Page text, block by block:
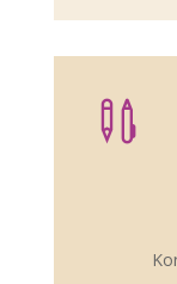
